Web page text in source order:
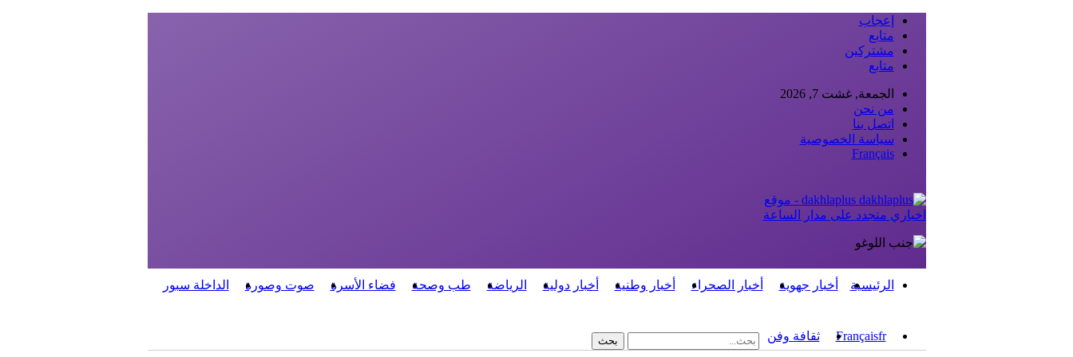
إعجاب
متابع
مشتركين
متابع
الجمعة, غشت 7, 2026
من نحن
اتصل بنا
سياسة الخصوصية
Français
dakhlaplus - موقع
اخباري متجدد على مدار الساعة
الرئيسية أخبار جهوية أخبار الصحراء أخبار وطنية أخبار دولية الرياضة طب وصحة فضاء الأسرة صوت وصورة الداخلة سبور
Françaisfr ثقافة وفن